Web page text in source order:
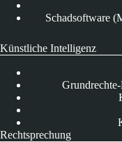
Schadsoftware
Künstliche Intelligenz
Rechtsprechung